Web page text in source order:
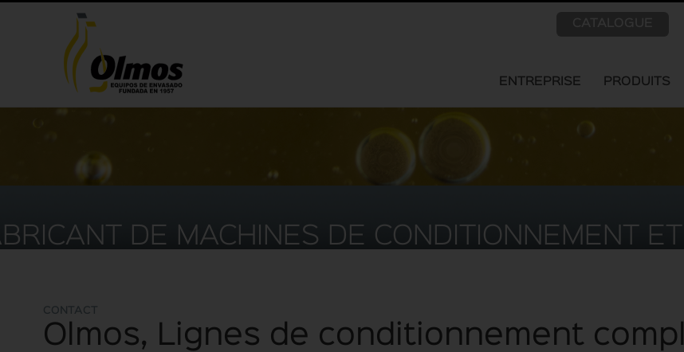
ENTREPRISE PRODUITS
DE MACHINES DE CONDITIONNEMENT
CONTACT
Olmos, Lignes de conditionnement